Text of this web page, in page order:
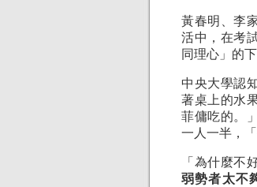
黃春明、李
活中，在考
同理心」的
中央大學認
著桌上的水
菲傭吃的。
一人一半，
「為什麼不
弱勢者太不